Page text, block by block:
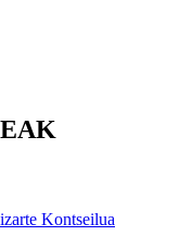
Kontseilua